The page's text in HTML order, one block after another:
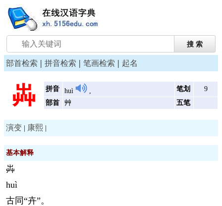
部首检索 | 拼音检索 | 笔画检索 | 起名
芔 拼音 huì , 笔划
9
部首
艸 五笔
演变 康熙
基本解释
芔
huì
古同“卉”。